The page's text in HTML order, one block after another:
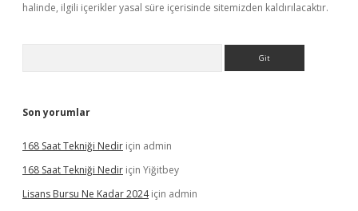
halinde, ilgili içerikler yasal süre içerisinde sitemizden kaldırılacaktır.
Son yorumlar
168 Saat Tekniği Nedir için admin
168 Saat Tekniği Nedir için Yiğitbey
Lisans Bursu Ne Kadar 2024için admin